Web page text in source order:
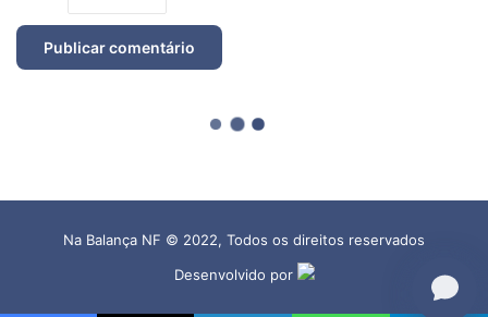
Na Balança NF © 2022, Todos os direitos reservados
Desenvolvido por